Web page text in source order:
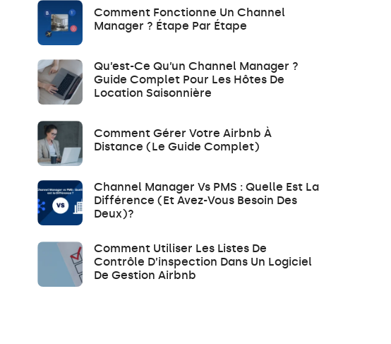
Comment Fonctionne Un Channel
Manager ? Étape Par Étape
Qu’est-Ce Qu’un Channel Manager ?
Guide Complet Pour Les Hôtes De
Location Saisonnière
Comment Gérer Votre Airbnb À
Distance (le Guide Complet)
Channel Manager Vs PMS : Quelle Est La
Différence (et Avez-Vous Besoin Des
Deux)?
Comment Utiliser Les Listes De
Contrôle D’inspection Dans Un Logiciel
De Gestion Airbnb